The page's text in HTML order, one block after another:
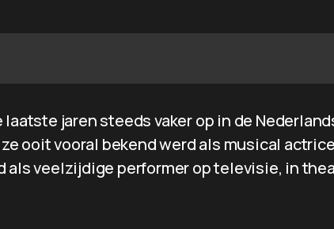
laatste jaren steeds vaker op in de
ooit vooral bekend werd als musical
als veelzijdige performer op televisie, in